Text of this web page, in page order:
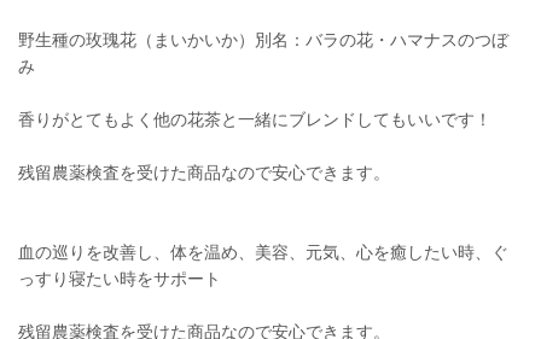
野生種の玫瑰花（まいかいか）別名：バラの花・ハマナスのつぼ
み
香りがとてもよく他の花茶と一緒にブレンドしてもいいです！
残留農薬検査を受けた商品なので安心できます。
血の巡りを改善し、体を温め、美容、元気、心を癒したい時、ぐ
っすり寝たい時をサポート
残留農薬検査を受けた商品なので安心できます。